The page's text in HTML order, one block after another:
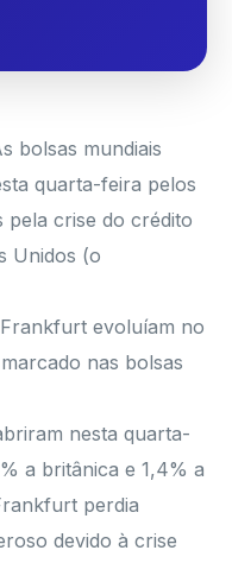
bolsas mundiais
quarta-feira pelos
pela crise do crédito
Unidos (o
evoluíam no
nas bolsas
nesta quarta-
a britânica e 1,4% a
perdia
devido à crise